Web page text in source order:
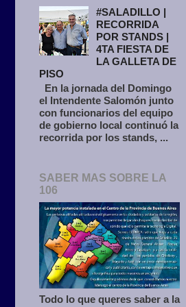
#SALADILLO |
RECORRIDA
POR STANDS |
4TA FIESTA DE
LA GALLETA DE
PISO
En la jornada del Domingo
el Intendente Salomón junto
con funcionarios del equipo
de gobierno local continuó la
recorrida por los stands, ...
SABER MAS SOBRE LA
106
Todo lo que queres saber a la